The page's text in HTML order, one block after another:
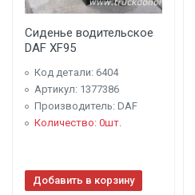
Сиденье водительское
DAF XF95
Код детали: 6404
Артикул: 1377386
Производитель: DAF
Количество: 0шт.
Добавить в корзину